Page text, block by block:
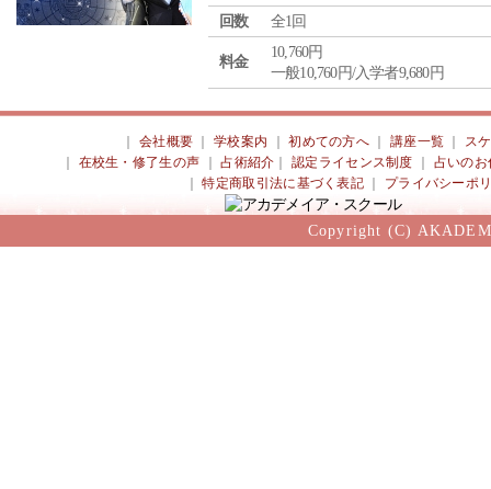
回数
全1回
料金
10,760円
一般10,760円/入学者9,680円
会社概要 ｜学校案内 ｜初めての方へ 講座一覧
ス
在校生・修了生の声 ｜占術紹介 ｜認定ライセンス制度
占いのお
｜特定商取引法に基づく表記 プライバシーポ
Copyright (C)